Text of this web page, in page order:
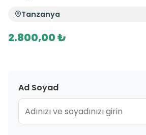
Tanzanya
2.800,00 ₺
Ad Soyad